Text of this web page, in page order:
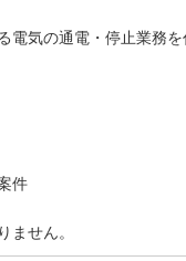
電気の通電・停止業務
件
せん。